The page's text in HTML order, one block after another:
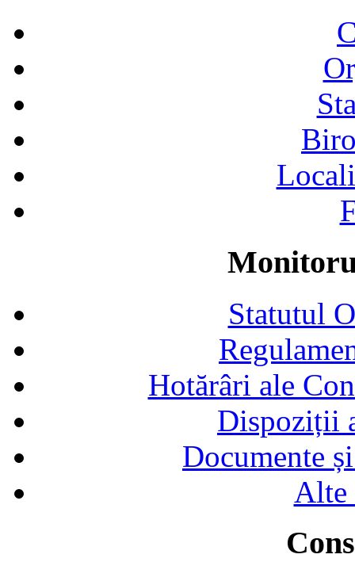
Statutul
Hotărâri ale
Dispoziții
Documente
Alte